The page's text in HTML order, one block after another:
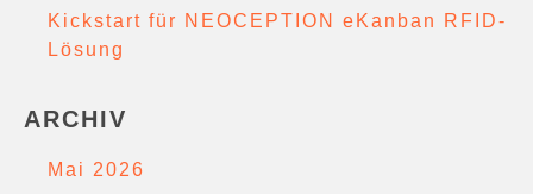
Kickstart für NEOCEPTION eKanban RFID-
Lösung
ARCHIV
Mai 2026